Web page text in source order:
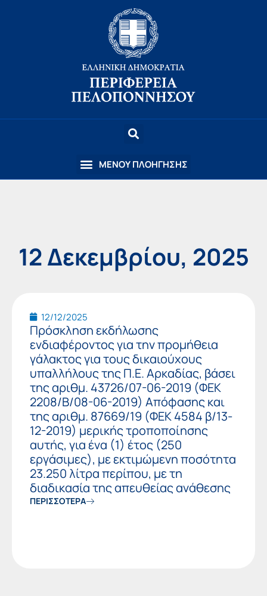
12 Δεκεμβρίου, 2025
12/12/2025
Πρόσκληση εκδήλωσης
ενδιαφέροντος για την προμήθεια
γάλακτος για τους δικαιούχους
υπαλλήλους της Π.Ε. Αρκαδίας, βάσει
της αριθμ. 43726/07-06-2019 (ΦΕΚ
2208/Β/08-06-2019) Απόφασης και
της αριθμ. 87669/19 (ΦΕΚ 4584 β/13-
12-2019) μερικής τροποποίησης
αυτής, για ένα (1) έτος (250
εργάσιμες), με εκτιμώμενη ποσότητα
23.250 λίτρα περίπου, με τη
διαδικασία της απευθείας ανάθεσης
ΠΕΡΙΣΣΟΤΕΡΑ